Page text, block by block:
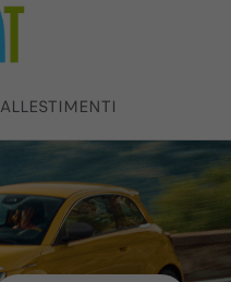
ALLESTIMENTI